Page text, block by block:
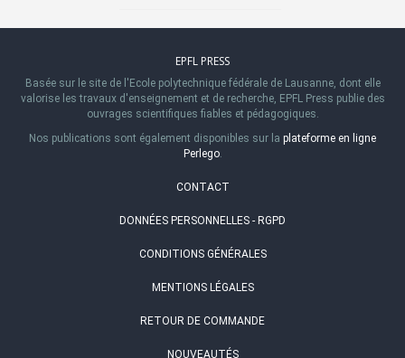
EPFL PRESS
Basée sur le site de l'Ecole polytechnique fédérale de Lausanne, dont elle
valorise les travaux d'enseignement et de recherche, EPFL Press publie des
ouvrages scientifiques fiables et pédagogiques.
Nos publications sont également disponibles sur la plateforme en ligne
Perlego.
CONTACT
DONNÉES PERSONNELLES - RGPD
CONDITIONS GÉNÉRALES
MENTIONS LÉGALES
RETOUR DE COMMANDE
NOUVEAUTÉS